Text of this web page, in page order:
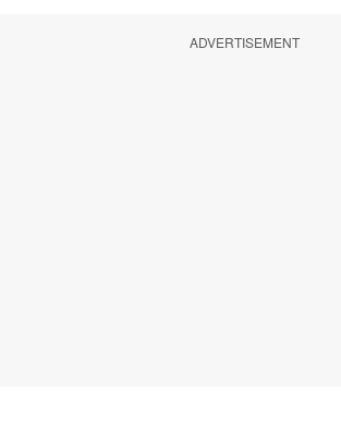
ADVERTISEMENT